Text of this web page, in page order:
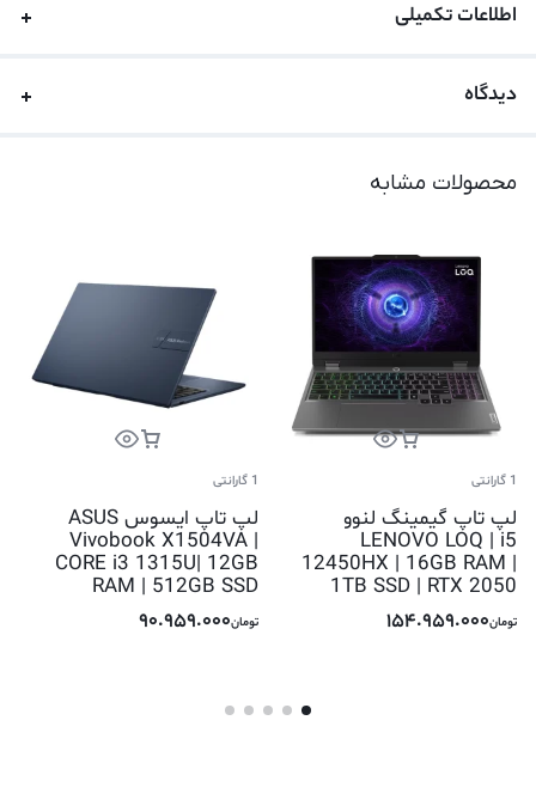
اطلاعات تکمیلی
دیدگاه
محصولات مشابه
1 گارانتی
لپ تاپ گیمینگ لنوو
LENOVO LOQ | i5
12450HX | 16GB RAM |
1TB SSD | RTX 2050
تومان154.959.000
1 گارانتی
لپ تاپ ایسوس ASUS
Vivobook X1504VA |
CORE i3 1315U| 12GB
RAM | 512GB SSD
تومان90.959.000